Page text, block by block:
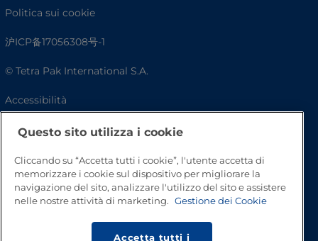
Politica sui cookie
沪ICP备17056308号-1
© Tetra Pak International S.A.
Accessibilità
FAQQuesto sito utilizza i cookie
Cliccando su “Accetta tutti i cookie”, l'utente accetta di
memorizzare i cookie sul dispositivo per migliorare la
navigazione del sito, analizzare l'utilizzo del sito e assistere
nelle nostre attività di marketing. Gestione dei Cookie
Accetta tutti i